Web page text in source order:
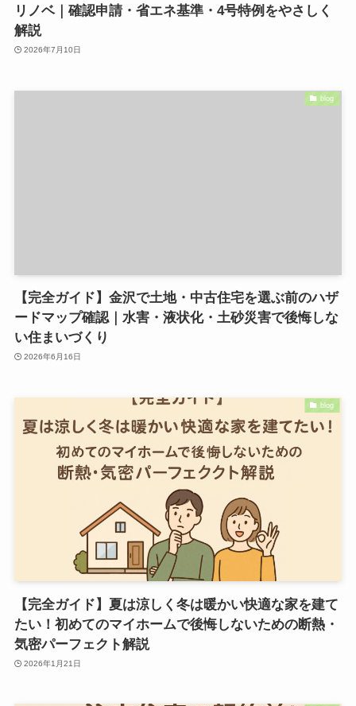
リノベ｜確認申請・省エネ基準・4号特例をやさしく
解説
2026年7月10日
blog
【完全ガイド】金沢で土地・中古住宅を選ぶ前のハザ
ードマップ確認｜水害・液状化・土砂災害で後悔しな
い住まいづくり
2026年6月16日
blog
【完全ガイド】夏は涼しく冬は暖かい快適な家を建て
たい！初めてのマイホームで後悔しないための断熱・
気密パーフェクト解説
2026年1月21日